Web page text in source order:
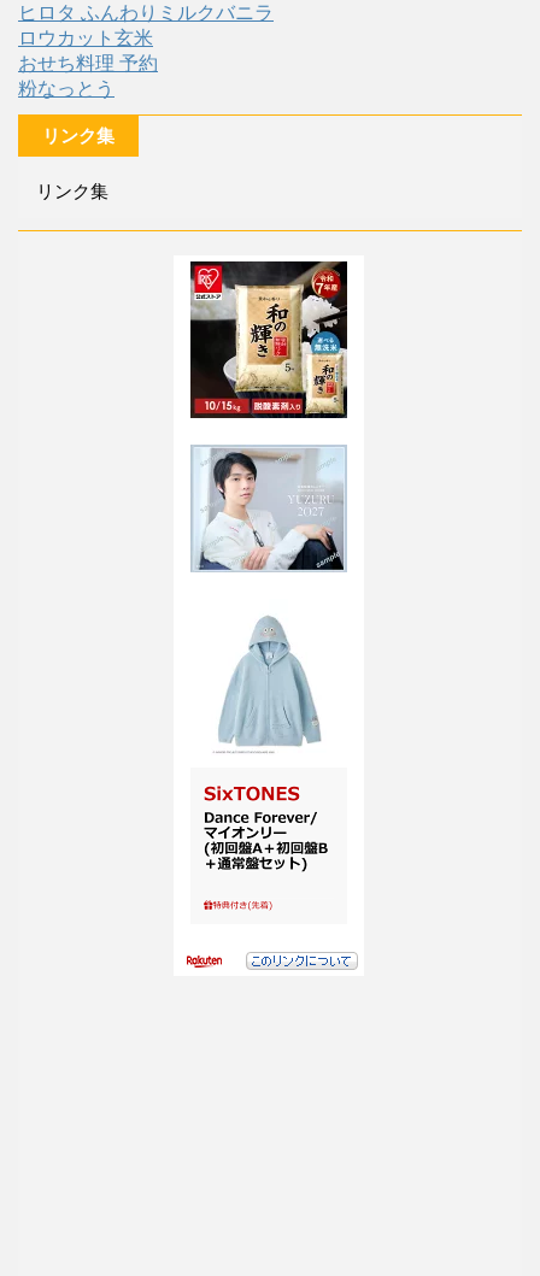
ヒロタ ふんわりミルクバニラ
ロウカット玄米
おせち料理 予約
粉なっとう
リンク集
リンク集